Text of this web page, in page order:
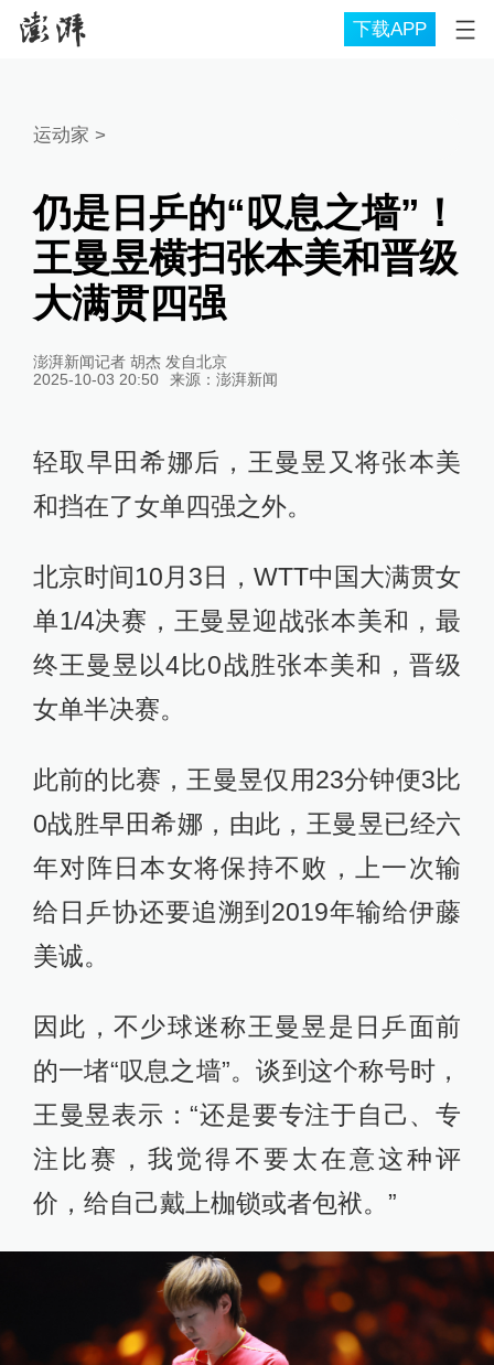
下载APP
运动家 >
仍是日乒的“叹息之墙”！
王曼昱横扫张本美和晋级
大满贯四强
澎湃新闻记者 胡杰 发自北京
2025-10-03 20:50
来源： 澎湃新闻
轻取早田希娜后，王曼昱又将张本美
和挡在了女单四强之外。
北京时间10月3日，WTT中国大满贯女
单1/4决赛，王曼昱迎战张本美和，最
终王曼昱以4比0战胜张本美和，晋级
女单半决赛。
此前的比赛，王曼昱仅用23分钟便3比
0战胜早田希娜，由此，王曼昱已经六
年对阵日本女将保持不败，上一次输
给日乒协还要追溯到2019年输给伊藤
美诚。
因此，不少球迷称王曼昱是日乒面前
的一堵“叹息之墙”。谈到这个称号时，
王曼昱表示：“还是要专注于自己、专
注比赛，我觉得不要太在意这种评
价，给自己戴上枷锁或者包袱。”